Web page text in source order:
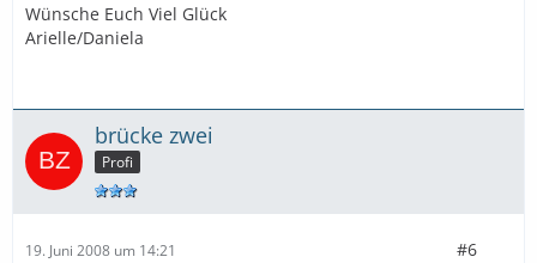
Wünsche Euch Viel Glück
Arielle/Daniela
brücke zwei
Profi
19. Juni 2008 um 14:21 #6